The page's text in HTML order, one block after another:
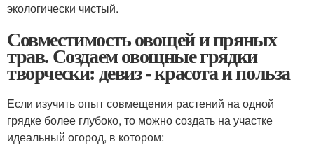
экологически чистый.
Совместимость овощей и пряных
трав. Создаем овощные грядки
творчески: девиз - красота и польза
Если изучить опыт совмещения растений на одной
грядке более глубоко, то можно создать на участке
идеальный огород, в котором: